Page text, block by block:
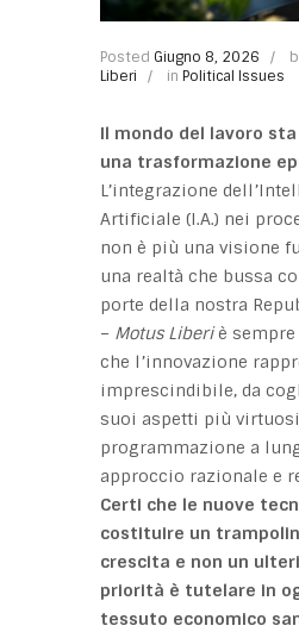
Posted Giugno 8, 2026
Liberi
in Political Issues
Il mondo del lavoro
una trasformazione
L’integrazione
Artificiale (I.A.) nei
non è più una visione
una realtà che bussa
porte della nostra
– Motus Liberiè sempre
che l’innovazione
imprescindibile, da
suoi aspetti più
programmazione a
approccio razionale e
Certi che le nuove
costituire un
crescita e non un
priorità è tutelare in
tessuto economico